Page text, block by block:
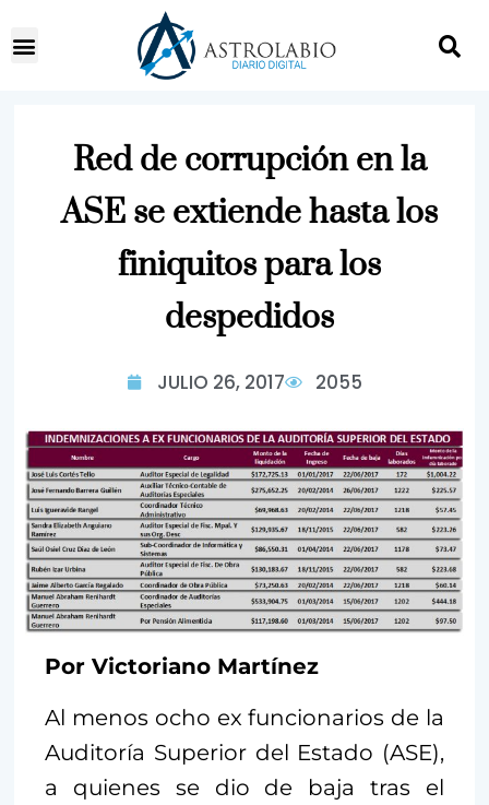
Red de corrupción en la
ASE se extiende hasta los
finiquitos para los
despedidos
JULIO 26, 2017 2055
Por Victoriano Martínez
Al menos ocho ex funcionarios de la
Auditoría Superior del Estado (ASE),
a quienes se dio de baja tras el